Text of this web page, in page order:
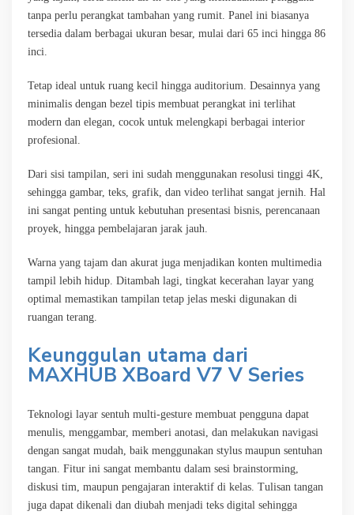
tanpa perlu perangkat tambahan yang rumit. Panel ini biasanya
tersedia dalam berbagai ukuran besar, mulai dari 65 inci hingga 86
inci.
Tetap ideal untuk ruang kecil hingga auditorium. Desainnya yang
minimalis dengan bezel tipis membuat perangkat ini terlihat
modern dan elegan, cocok untuk melengkapi berbagai interior
profesional.
Dari sisi tampilan, seri ini sudah menggunakan resolusi tinggi 4K,
sehingga gambar, teks, grafik, dan video terlihat sangat jernih. Hal
ini sangat penting untuk kebutuhan presentasi bisnis, perencanaan
proyek, hingga pembelajaran jarak jauh.
Warna yang tajam dan akurat juga menjadikan konten multimedia
tampil lebih hidup. Ditambah lagi, tingkat kecerahan layar yang
optimal memastikan tampilan tetap jelas meski digunakan di
ruangan terang.
Keunggulan utama dari
MAXHUB XBoard V7 V Series
Teknologi layar sentuh multi-gesture membuat pengguna dapat
menulis, menggambar, memberi anotasi, dan melakukan navigasi
dengan sangat mudah, baik menggunakan stylus maupun sentuhan
tangan. Fitur ini sangat membantu dalam sesi brainstorming,
diskusi tim, maupun pengajaran interaktif di kelas. Tulisan tangan
juga dapat dikenali dan diubah menjadi teks digital sehingga